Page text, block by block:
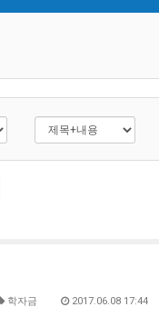
학자금 2017.06.08 17:44